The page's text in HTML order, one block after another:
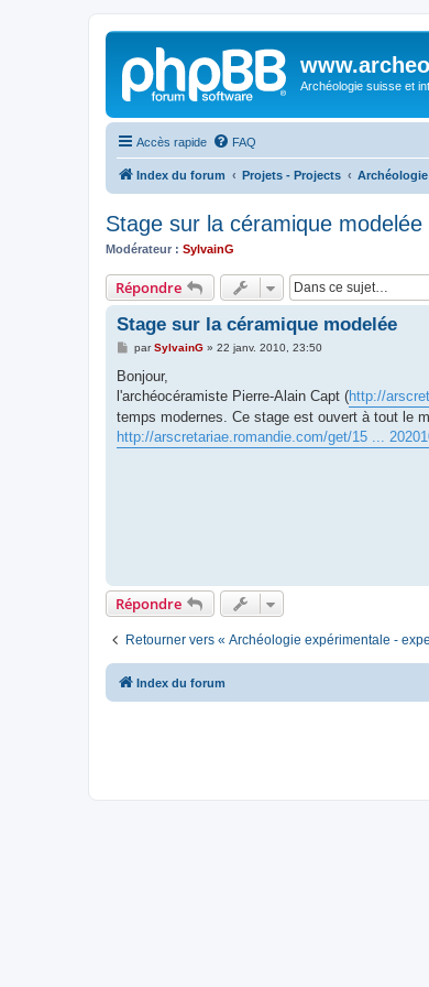
Archéologie suisse et
Accès rapide FAQ
Index du forum Projets - Projects
Stage sur la céramique modelée
Modérateur : SylvainG
Répondre
Stage sur la céramique modelée
M
s
a
g
e
parSylvainG» 22 janv. 2010, 23:50
Bonjour,
l'archéocéramiste Pierre-Alain Capt (http://
temps modernes. Ce stage est ouvert à tout le
http://arscretariae.romandie.com/get/15 ...
Répondre
Retourner vers « Archéologie expérimentale -
Index du forum